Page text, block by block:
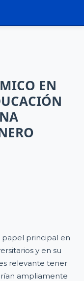
EN
principal en
y en su
relevante tener
ampliamente